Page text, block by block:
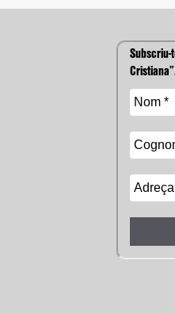
Subscriu-